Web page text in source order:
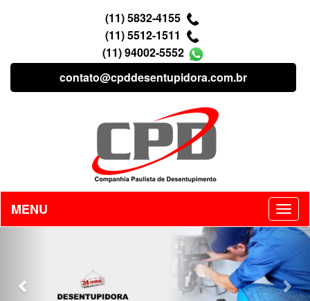
(11) 5832-4155
(11) 5512-1511
(11) 94002-5552
contato@cpddesentupidora.com.br
MENU